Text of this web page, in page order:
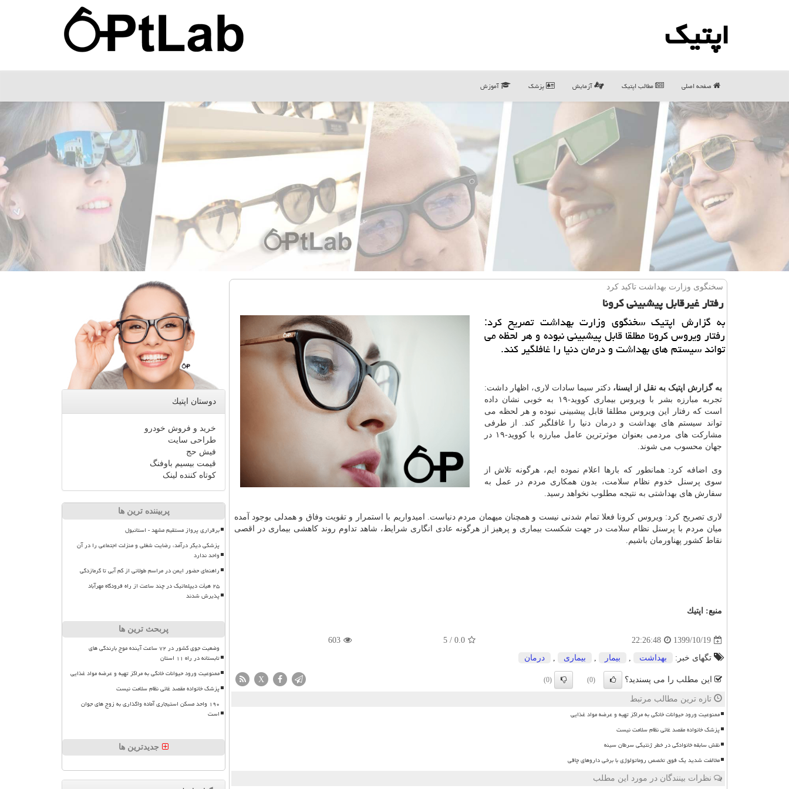
اپتیك
صفحه اصلی مطالب اپتیك آزمایش پزشک آموزش
سخنگوی وزارت بهداشت تاكید كرد
رفتار غیرقابل پیشبینی كرونا
به گزارش اپتیک سخنگوی وزارت بهداشت تصریح کرد:
رفتار ویروس کرونا مطلقا قابل پیشبینی نبوده و هر لحظه می
تواند سیستم های بهداشت و درمان دنیا را غافلگیر کند.
به گزارش اپتیک به نقل از ایسنا،دکتر سیما سادات لاری، اظهار داشت:
تجربه مبارزه بشر با ویروس بیماری کووید-۱۹ به خوبی نشان داده
است که رفتار این ویروس مطلقا قابل پیشبینی نبوده و هر لحظه می
تواند سیستم های بهداشت ودرمان دنیا را غافلگیر کند. از طرفی
مشارکت های مردمی بعنوان موثرترین عامل مبارزه با کووید-۱۹ در
جهان محسوب می شوند.
وی اضافه کرد: همانطور که بارها اعلام نموده ایم، هرگونه تلاش از
سوی پرسنل خدوم نظام سلامت، بدون همکاری مردم در عمل به
سفارش های بهداشتی به نتیجه مطلوب نخواهد رسید.
لاری تصریح کرد: ویروس کرونا فعلا تمام شدنی نیست و همچنان میهمان مردم دنیاست. امیدواریم با استمرار و تقویت وفاق و همدلی بوجود آمده
میان مردم با پرسنل نظام سلامت در جهت شکست بیماری و پرهیز از هرگونه عادی انگاری شرایط، شاهد تداوم روند کاهشی بیماری در اقصی
نقاط کشور پهناورمان باشیم.
منبع: اپتیك
1399/10/19
22:26:48
0.0
/
5
603
تگهای خبر: بهداشت , بیمار , بیماری , درمان
این مطلب را می پسندید؟ (0)
(0)
X
تازه ترین مطالب مرتبط
ممنوعیت ورود حیوانات خانگی به مراکز تهیه و عرضه مواد غذایی
پزشک خانواده مقصد غائی نظام سلامت نیست
نقش سابقه خانوادگی در خطر ژنتیکی سرطان سینه
مخالفت شدید یک فوق تخصص روماتولوژی با برخی داروهای چاقی
نظرات بینندگان در مورد این مطلب
دوستان اپتیك
خرید و فروش خودرو
طراحی سایت
فیش حج
قیمت بیسیم باوفنگ
کوتاه کننده لینک
پربیننده ترین ها
برقراری پرواز مستقیم مشهد - استانبول
پزشکی دیگر درآمد، رضایت شغلی و منزلت اجتماعی را در آن
واحد ندارد
راهنمای حضور ایمن در مراسم طولانی از کم آبی تا گرمازدگی
۲۵ هیأت دیپلماتیک در چند ساعت از راه فرودگاه مهرآباد
پذیرش شدند
پربحث ترین ها
وضعیت جوی کشور در ۷۲ ساعت آینده موج بارندگی های
تابستانه در راه ۱۱ استان
ممنوعیت ورود حیوانات خانگی به مراکز تهیه و عرضه مواد غذایی
پزشک خانواده مقصد غائی نظام سلامت نیست
۱۹۰ واحد مسکن استیجاری آماده واگذاری به زوج های جوان
است
جدیدترین ها